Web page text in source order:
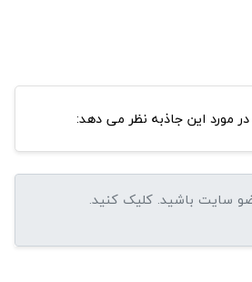
مورد این جاذبه نظر می دهد: